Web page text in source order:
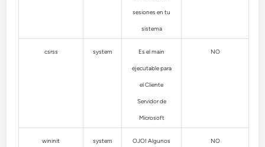
sesiones en tu
sistema
csrss system Es el main
ejecutable para
el Cliente
Servidor de
Microsoft
NO
wininit system OJO! Algunos NO